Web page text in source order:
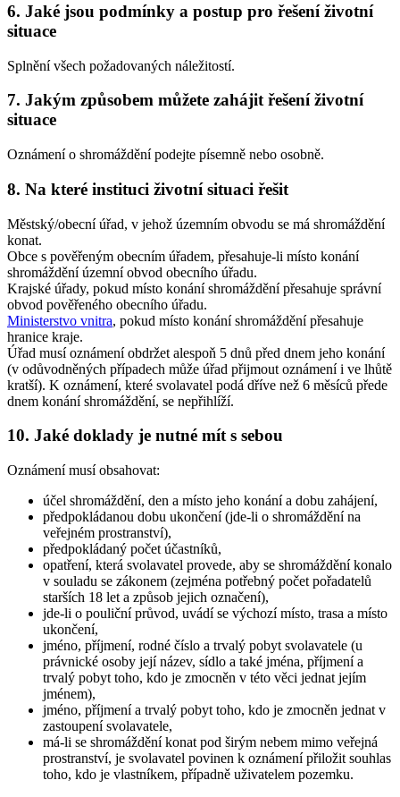
6. Jaké jsou podmínky a postup pro řešení životní
situace
Splnění všech požadovaných náležitostí.
7. Jakým způsobem můžete zahájit řešení životní
situace
Oznámení o shromáždění podejte písemně nebo osobně.
8. Na které instituci životní situaci řešit
Městský/obecní úřad, v jehož územním obvodu se má shromáždění
konat.
Obce s pověřeným obecním úřadem, přesahuje-li místo konání
shromáždění územní obvod obecního úřadu.
Krajské úřady, pokud místo konání shromáždění přesahuje správní
obvod pověřeného obecního úřadu.
Ministerstvo vnitra, pokud místo konání shromáždění přesahuje
hranice kraje.
Úřad musí oznámení obdržet alespoň 5 dnů před dnem jeho konání
(v odůvodněných případech může úřad přijmout oznámení i ve lhůtě
kratší). K oznámení, které svolavatel podá dříve než 6 měsíců přede
dnem konání shromáždění, se nepřihlíží.
10. Jaké doklady je nutné mít s sebou
Oznámení musí obsahovat:
účel shromáždění, den a místo jeho konání a dobu zahájení,
předpokládanou dobu ukončení (jde-li o shromáždění na
veřejném prostranství),
předpokládaný počet účastníků,
opatření, která svolavatel provede, aby se shromáždění konalo
v souladu se zákonem (zejména potřebný počet pořadatelů
starších 18 let a způsob jejich označení),
jde-li o pouliční průvod, uvádí se výchozí místo, trasa a místo
ukončení,
jméno, příjmení, rodné číslo a trvalý pobyt svolavatele (u
právnické osoby její název, sídlo a také jména, příjmení a
trvalý pobyt toho, kdo je zmocněn v této věci jednat jejím
jménem),
jméno, příjmení a trvalý pobyt toho, kdo je zmocněn jednat v
zastoupení svolavatele,
má-li se shromáždění konat pod širým nebem mimo veřejná
prostranství, je svolavatel povinen k oznámení přiložit souhlas
toho, kdo je vlastníkem, případně uživatelem pozemku.